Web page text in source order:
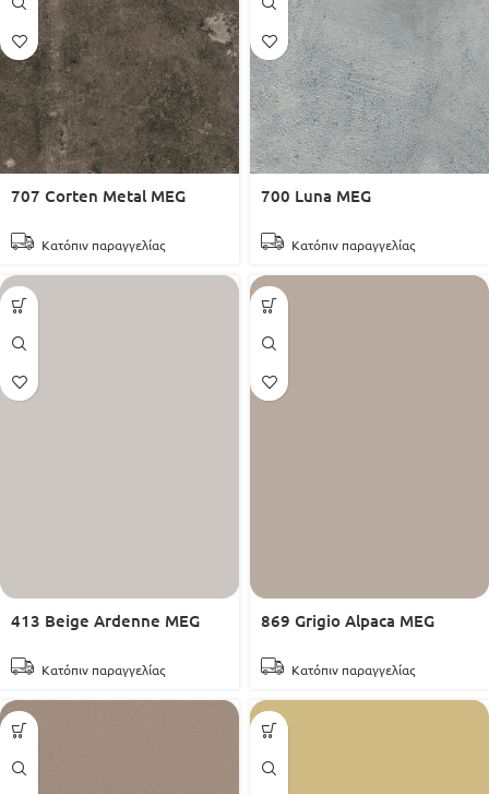
707 Corten Metal MEG
Κατόπιν παραγγελίας
700 Luna MEG
Κατόπιν παραγγελίας
413 Beige Ardenne MEG
Κατόπιν παραγγελίας
869 Grigio Alpaca MEG
Κατόπιν παραγγελίας